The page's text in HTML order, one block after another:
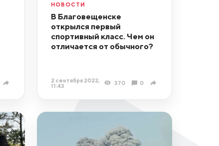
НОВОСТИ
В Благовещенске
открылся первый
спортивный класс. Чем он
отличается от обычного?
2 сентября 2022,
11:43
370 0